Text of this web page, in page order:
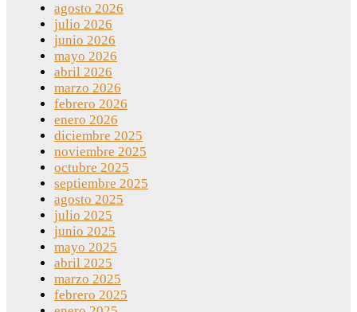
agosto 2026
julio 2026
junio 2026
mayo 2026
abril 2026
marzo 2026
febrero 2026
enero 2026
diciembre 2025
noviembre 2025
octubre 2025
septiembre 2025
agosto 2025
julio 2025
junio 2025
mayo 2025
abril 2025
marzo 2025
febrero 2025